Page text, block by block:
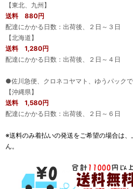
【東北、九州】
送料 880円
配達にかかる日数：出荷後、２日～３日
【北海道】
送料 1,280円
配達にかかる日数：出荷後、２日～４日
●佐川急便、クロネコヤマト、ゆうパック
【沖縄県】
送料 1,580円
配達にかかる日数：出荷後、２日～６日
※送料のみ着払いの発送をご希望の場合は
ん。